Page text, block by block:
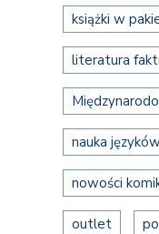
książki w
literatura
nauka
nowości
outlet